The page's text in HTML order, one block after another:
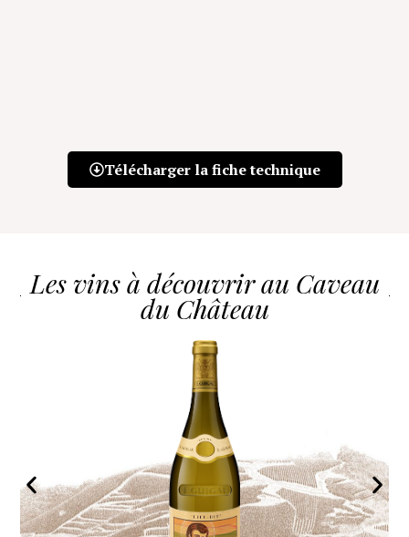
Télécharger la fiche technique
Les vins à découvrir au Caveau
du Château